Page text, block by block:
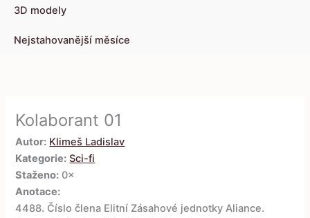
3D modely
Nejstahovanější měsíce
Kolaborant 01
Autor: Klimeš Ladislav
Kategorie: Sci-fi
Staženo: 0×
Anotace:
4488. Číslo člena Elitní Zásahové jednotky Aliance.